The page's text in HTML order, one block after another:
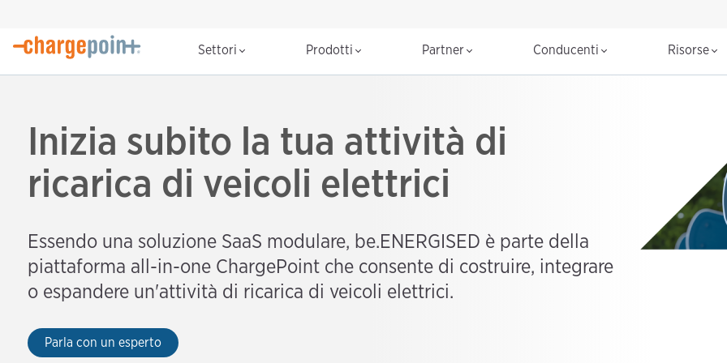
Settori Prodotti Partner Conducenti Risorse
Inizia subito la tua attività di
ricarica di veicoli elettrici
Essendo una soluzione SaaS modulare, be.ENERGISED è parte della
piattaforma all-in-one ChargePoint che consente di costruire, integrare
o espandere un'attività di ricarica di veicoli elettrici.
Parla con un esperto